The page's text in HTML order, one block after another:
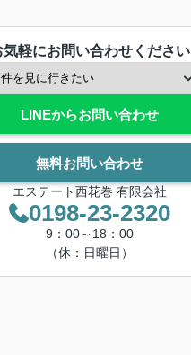
気軽にお問い合わせください
LINEからお問い合わせ
無料お問い合わせ
エステート西花巻 有限会社
0198-23-2320
9：00～18：00
（休：日曜日）